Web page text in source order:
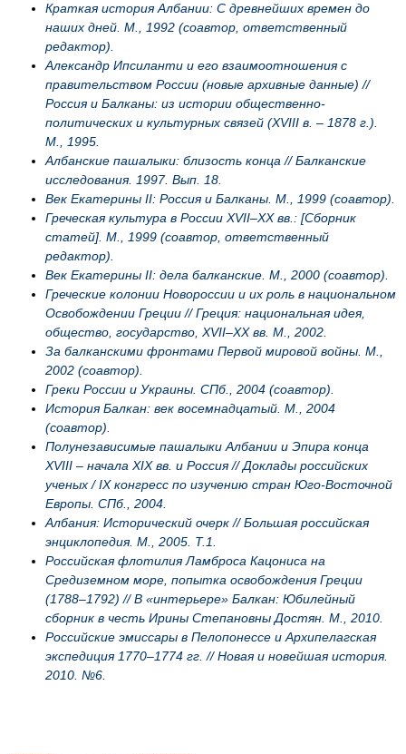
Краткая история Албании: С древнейших времен до
наших дней. М., 1992 (соавтор, ответственный
редактор).
Александр Ипсиланти и его взаимоотношения с
правительством России (новые архивные данные) //
Россия и Балканы: из истории общественно-
политических и культурных связей (XVIII в. – 1878 г.).
М., 1995.
Албанские пашалыки: близость конца // Балканские
исследования. 1997. Вып. 18.
Век Екатерины II: Россия и Балканы. М., 1999 (соавтор).
Греческая культура в России XVII–XX вв.: [Сборник
статей]. М., 1999 (соавтор, ответственный
редактор).
Век Екатерины II: дела балканские. М., 2000 (соавтор).
Греческие колонии Новороссии и их роль в национальном
Освобождении Греции // Греция: национальная идея,
общество, государство, XVII–XX вв. М., 2002.
За балканскими фронтами Первой мировой войны. М.,
2002 (соавтор).
Греки России и Украины. СПб., 2004 (соавтор).
История Балкан: век восемнадцатый. М., 2004
(соавтор).
Полунезависимые пашалыки Албании и Эпира конца
XVIII – начала XIX вв. и Россия // Доклады российских
ученых / IX конгресс по изучению стран Юго-Восточной
Европы. СПб., 2004.
Албания: Исторический очерк // Большая российская
энциклопедия. М., 2005. Т.1.
Российская флотилия Ламброса Кацониса на
Средиземном море, попытка освобождения Греции
(1788–1792) // В «интерьере» Балкан: Юбилейный
сборник в честь Ирины Степановны Достян. М., 2010.
Российские эмиссары в Пелопонессе и Архипелагская
экспедиция 1770–1774 гг. // Новая и новейшая история.
2010. №6.